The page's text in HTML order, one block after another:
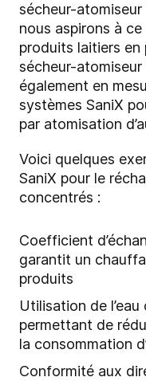
sécheur-
nous aspirons à
produits laitiers
sécheur-atomiseur
également en
systèmes SaniX
par atomisation
Voici quelques
SaniX pour le
concentrés :
Coefficient
garantit un
produits
Utilisation de
permettant de
la consommation
Conformité aux